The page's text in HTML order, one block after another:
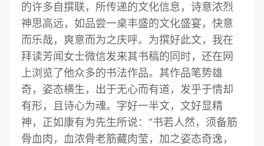
的许多自撰联，所传递的文化信息，诗意浓烈
神思高远，如品尝一桌丰盛的文化盛宴，快意
而乐哉，爽意而为之庆呼。为撰好此文，我在
拜读芳闻女士微信发来其书稿的同时，还在网
上浏览了他众多的书法作品。其作品笔势雄
奇，姿态横生，出于无心而有道，发乎于情却
有形，且诗心为魂。字好一半文，文好显精
神，正如康有为先生所说：“书若人然，须备筋
骨血肉，血浓骨老筋藏肉莹，加之姿态奇逸，